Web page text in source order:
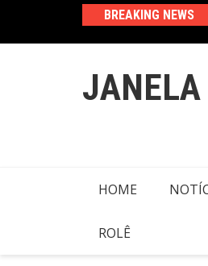
o
BREAKING NEWS
HOME
ROLÊ